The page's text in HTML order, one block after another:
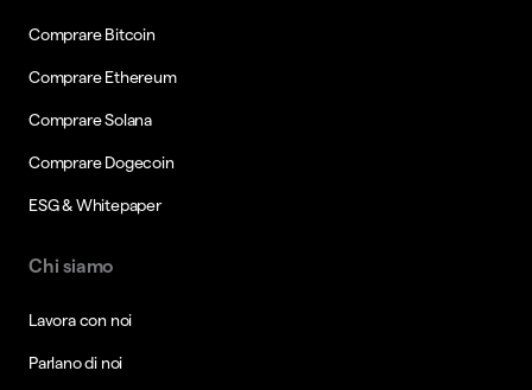
Comprare Bitcoin
Comprare Ethereum
Comprare Solana
Comprare Dogecoin
ESG & Whitepaper
Chi siamo
Lavora con noi
Parlano di noi